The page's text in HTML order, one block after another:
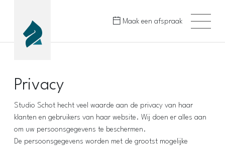
Maak een afspraak
Privacy
Studio Schot hecht veel waarde aan de privacy van haar
klanten en gebruikers van haar website. Wij doen er alles aan
om uw persoonsgegevens te beschermen.
De persoonsgegevens worden met de grootst mogelijke